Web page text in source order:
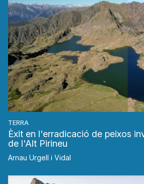
TERRA
Èxit en l'erradicació de peixos
de l'Alt Pirineu
Arnau Urgell i Vidal